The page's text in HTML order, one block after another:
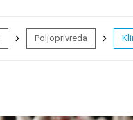
Poljoprivreda